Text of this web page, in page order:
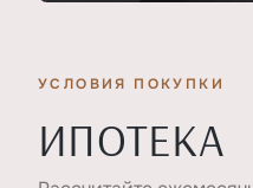
УСЛОВИЯ ПОКУПКИ
ИПОТЕКА